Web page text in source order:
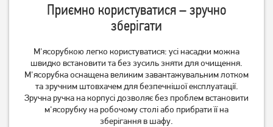
Мясорубка Ardesto MGL-
2050R
3 049грн
2 439 грн
М'ясорубка Zelmotor 489.8
білий
4 429грн
3 539грн
Приємно користуватися – зручно
зберігати
М'ясорубкою легко користуватися: усі насадки можна
швидко встановити та без зусиль зняти для очищення.
М'ясорубка оснащена великим завантажувальним лотком
та зручним штовхачем для безпечнішої експлуатації.
Зручна ручка на корпусі дозволяє без проблем встановити
м'ясорубку на робочому столі або прибрати її на
зберігання в шафу.